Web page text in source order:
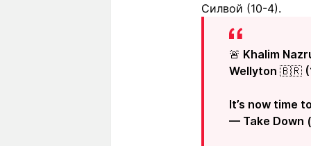
Силвой (10-4).
🚨 Khalim
Wellyton 🇧🇷
It’s now time
— Take Down